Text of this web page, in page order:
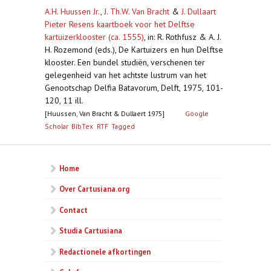
A.H. Huussen Jr., J. Th.W. Van Bracht & J. Dullaart
Pieter Resens kaartboek voor het Delftse
kartuizerklooster (ca. 1555), in: R. Rothfusz & A. J.
H. Rozemond (eds.), De Kartuizers en hun Delftse
klooster. Een bundel studiën, verschenen ter
gelegenheid van het achtste lustrum van het
Genootschap Delfia Batavorum, Delft, 1975, 101-
120, 11 ill.
[Huussen, Van Bracht & Dullaert 1975]
Google
Scholar BibTex RTF Tagged
Home
Over Cartusiana.org
Contact
Studia Cartusiana
Redactionele afkortingen